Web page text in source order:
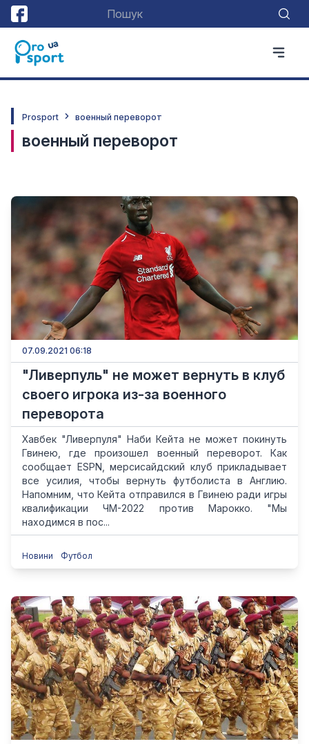
Prosport военный переворот
военный переворот
07.09.2021 06:18
"Ливерпуль" не может вернуть в клуб
своего игрока из-за военного
переворота
Хавбек "Ливерпуля" Наби Кейта не может покинуть
Гвинею, где произошел военный переворот. Как
сообщает ESPN, мерсисайдский клуб прикладывает
все усилия, чтобы вернуть футболиста в Англию.
Напомним, что Кейта отправился в Гвинею ради игры
квалификации ЧМ-2022 против Марокко. "Мы
находимся в пос...
Новини Футбол